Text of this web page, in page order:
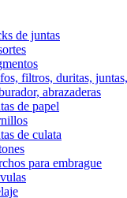
de juntas
filtros, duritas,
abrazaderas
de papel
de culata
para embrague